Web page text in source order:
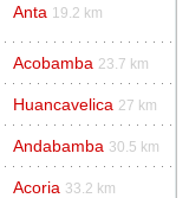
Anta 19.2 km
Acobamba 23.7 km
Huancavelica 27 km
Andabamba 30.5 km
Acoria 33.2 km